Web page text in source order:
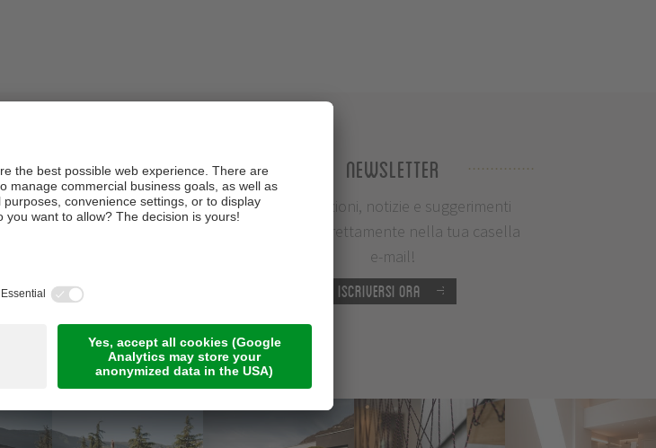
Informazioni
Arrivo
Webcam
Jobs
Camere & suite
Newsletter
Informazioni, notizie e suggerimenti
ciclistici direttamente nella tua casella
e-mail!
Iscriversi ora